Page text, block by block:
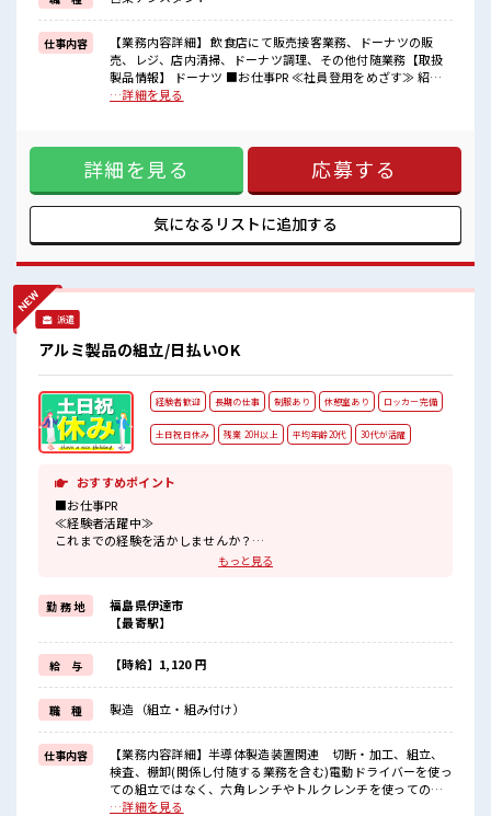
新しいことにチャレンジするのは不安だけど、
しっかり働く環境が整っています！
イチからスキルUP・ステップUP目指していきましょう！
■職場の雰囲気
少人数でアットホームな雰囲気の職場！
ロッカーあり！
安心してお仕事に集中♪
仕事内容
【業務内容詳細】 飲食店にて販売接客業務、ドーナツの販
売、レジ、店内清掃、ドーナツ調理、その他付随業務【取扱
製品情報】 ドーナツ ■お仕事PR ≪社員登用をめざす≫ 紹介
予定派遣だから、 自分に職場が合うかお試しできるのがポイ
することもありますが、 残業はほとんどナシ！ ≪動きやすい
制服アリ≫ 制服があるので、 毎日の服装の悩み解消♪ ≪未経
験OKの仕事≫ 新しいことにチャレンジするのは不安だけど、
しっかり働く環境が整っています！ イチからスキルUP・ステ
ップUP目指していきましょう！ ■職場の雰囲気 女性多めで休
み時間は女子トークがあふれる職場です！ もちろん男性の応
ッカーあり！ 安心してお仕事に集中♪
…詳細を見る
詳細を見る 応募する
気になるリストに追加する
派遣
アルミ製品の組立/日払いOK
経験者歓迎 長期の仕事 制服あり 休憩室あり ロッカー完備
土日祝日休み 残業 20H以上 平均年齢20代 30代が活躍
おすすめポイント
■お仕事PR
≪経験者活躍中≫
これまでの経験を活かしませんか？
≪稼ぎたい人向け≫
高収入を希望される方にオススメ。
残業は月20時間以上あります♪
≪土日祝休のお仕事≫
家族や友人と一緒にプライベート満喫！
≪ラクラク制服アリ≫
制服があるので、
毎日の服装の悩み解消♪
≪自分に向いている仕事が探せる≫
困った事などがあれば、
担当がしっかりサポートします！
■職場の雰囲気
もっと見る
勤 務 地
福島県伊達市
【最寄駅】
給 与 【時給】1,120 円
職 種 製造（組立・組み付け）
仕事内容
【業務内容詳細】半導体製造装置関連 切断・加工、組立、
検査、棚卸(関係し付随する業務を含む)電動ドライバーを使っ
ての組立ではなく、六角レンチやトルクレンチを使っての業
務になります。ラインでの仕事ではなく、一人一人に作業場
…詳細を見る